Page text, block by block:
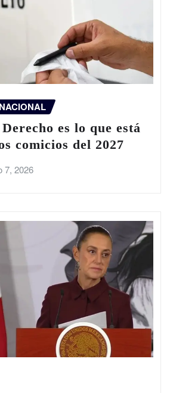
NACIONAL
es lo que está
comicios del 2027
7, 2026